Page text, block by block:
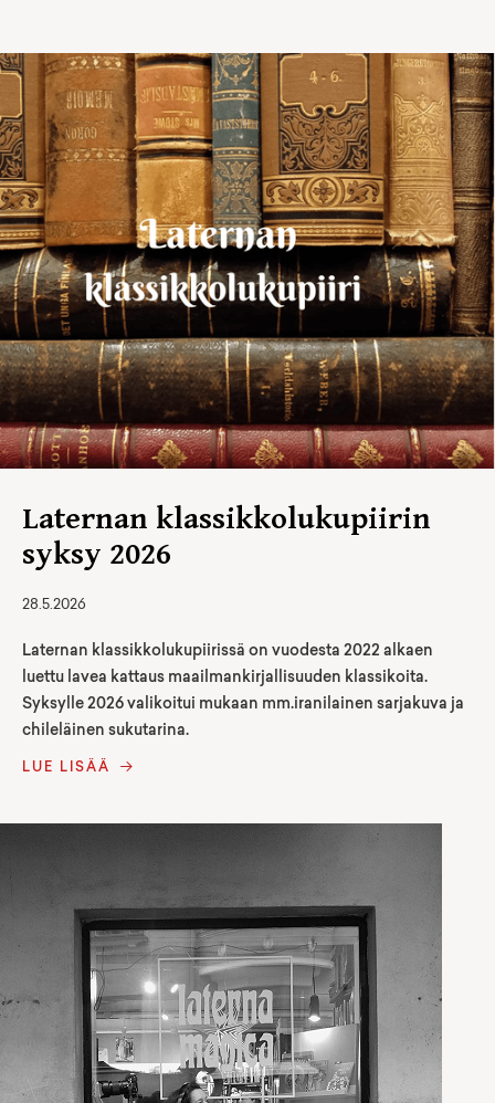
Laternan klassikkolukupiirin
syksy 2026
28.5.2026
Laternan klassikkolukupiirissä on vuodesta 2022 alkaen
luettu lavea kattaus maailmankirjallisuuden klassikoita.
Syksylle 2026 valikoitui mukaan mm.iranilainen sarjakuva ja
chileläinen sukutarina.
LUE LISÄÄ